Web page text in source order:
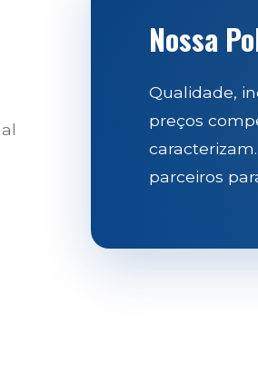
Nossa
Qualidade,
preços
parceiros